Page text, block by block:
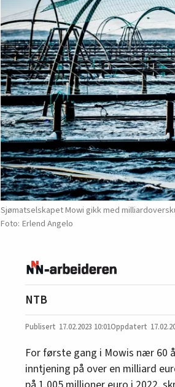
Sjømatselskapet Mowi gikk med
Erlend Angelo
NTB
17.02.2023 10:01
For første gang i Mowis nær 60
inntjening på over en milliard